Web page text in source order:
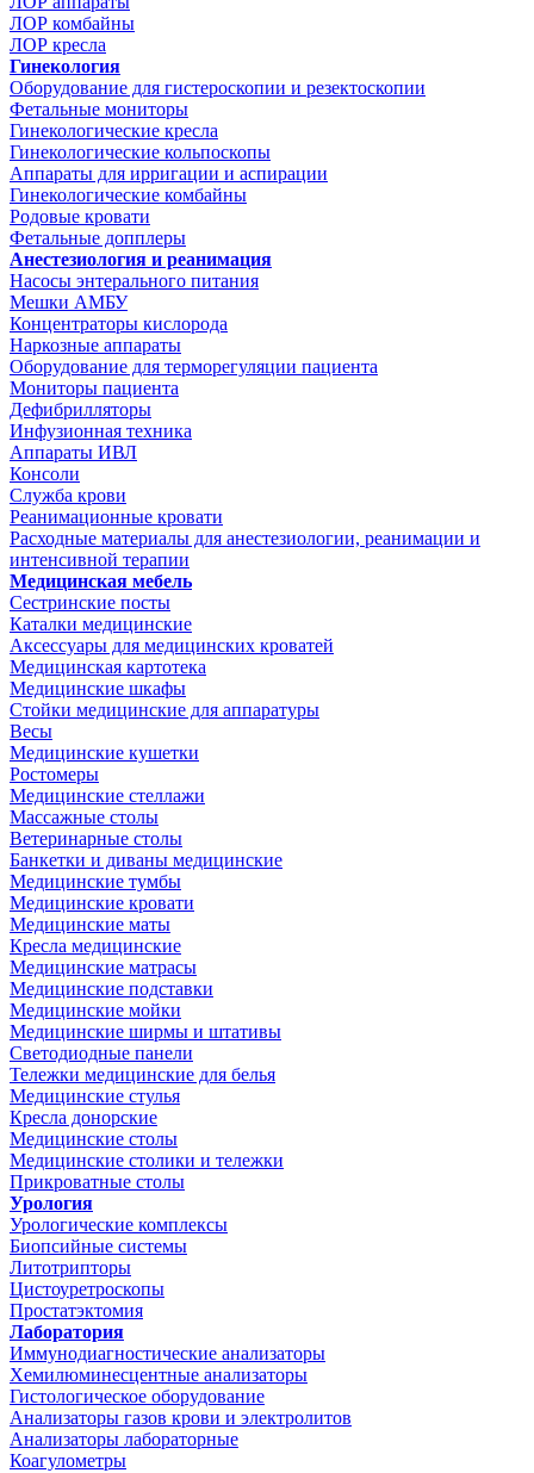
ЛОР комбайны
ЛОР кресла
Гинекология
Оборудование для гистероскопии и резектоскопии
Фетальные мониторы
Гинекологические кресла
Гинекологические кольпоскопы
Аппараты для ирригации и аспирации
Гинекологические комбайны
Родовые кровати
Фетальные допплеры
Анестезиология и реанимация
Насосы энтерального питания
Мешки АМБУ
Концентраторы кислорода
Наркозные аппараты
Оборудование для терморегуляции пациента
Мониторы пациента
Дефибрилляторы
Инфузионная техника
Аппараты ИВЛ
Консоли
Служба крови
Реанимационные кровати
Расходные материалы для анестезиологии, реанимации и
интенсивной терапии
Медицинская мебель
Сестринские посты
Каталки медицинские
Аксессуары для медицинских кроватей
Медицинская картотека
Медицинские шкафы
Стойки медицинские для аппаратуры
Весы
Медицинские кушетки
Ростомеры
Медицинские стеллажи
Массажные столы
Ветеринарные столы
Банкетки и диваны медицинские
Медицинские тумбы
Медицинские кровати
Медицинские маты
Кресла медицинские
Медицинские матрасы
Медицинские подставки
Медицинские мойки
Медицинские ширмы и штативы
Светодиодные панели
Тележки медицинские для белья
Медицинские стулья
Кресла донорские
Медицинские столы
Медицинские столики и тележки
Прикроватные столы
Урология
Урологические комплексы
Биопсийные системы
Литотрипторы
Цистоуретроскопы
Простатэктомия
Лаборатория
Иммунодиагностические анализаторы
Хемилюминесцентные анализаторы
Гистологическое оборудование
Анализаторы газов крови и электролитов
Анализаторы лабораторные
Коагулометры